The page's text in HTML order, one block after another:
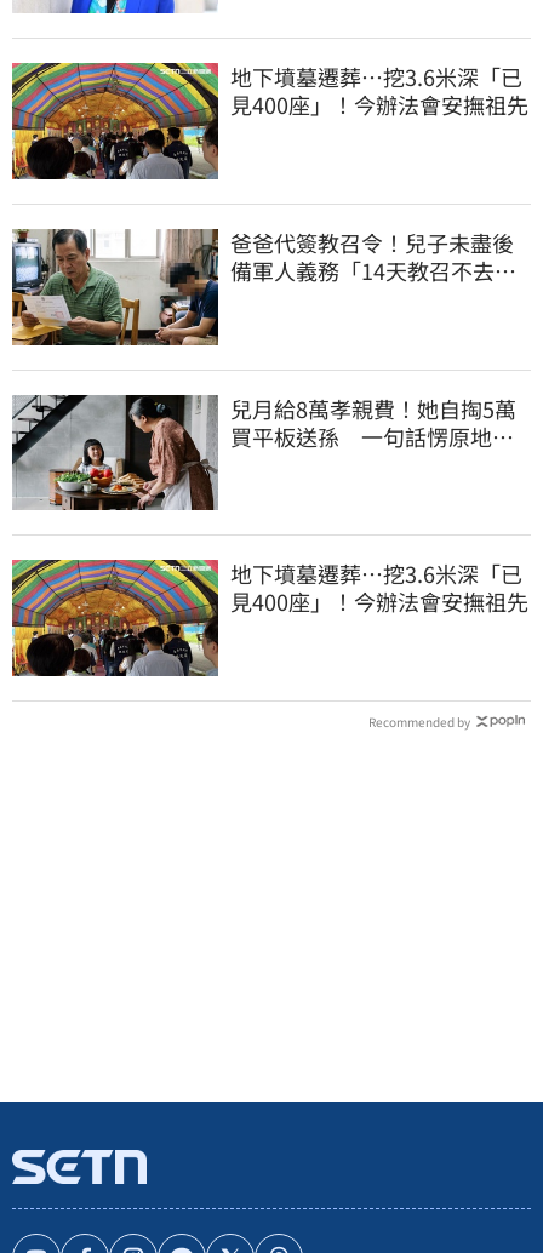
地下墳墓遷葬…挖3.6米深「已
見400座」！今辦法會安撫祖先
爸爸代簽教召令！兒子未盡後
備軍人義務「14天教召不去」
兒月給8萬孝親費！她自掏5萬
買平板送孫 一句話愣原地
地下墳墓遷葬…挖3.6米深「已
見400座」！今辦法會安撫祖先
Recommended by